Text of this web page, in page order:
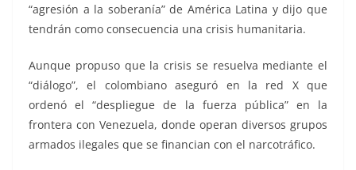
“agresión a la soberanía” de América Latina y dijo que
tendrán como consecuencia una crisis humanitaria.
Aunque propuso que la crisis se resuelva mediante el
“diálogo”, el colombiano aseguró en la red X que
ordenó el “despliegue de la fuerza pública” en la
frontera con Venezuela, donde operan diversos grupos
armados ilegales que se financian con el narcotráfico.